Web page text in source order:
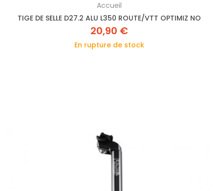
Accueil
TIGE DE SELLE D27.2 ALU L350 ROUTE/VTT OPTIMIZ NO
20,90 €
En rupture de stock